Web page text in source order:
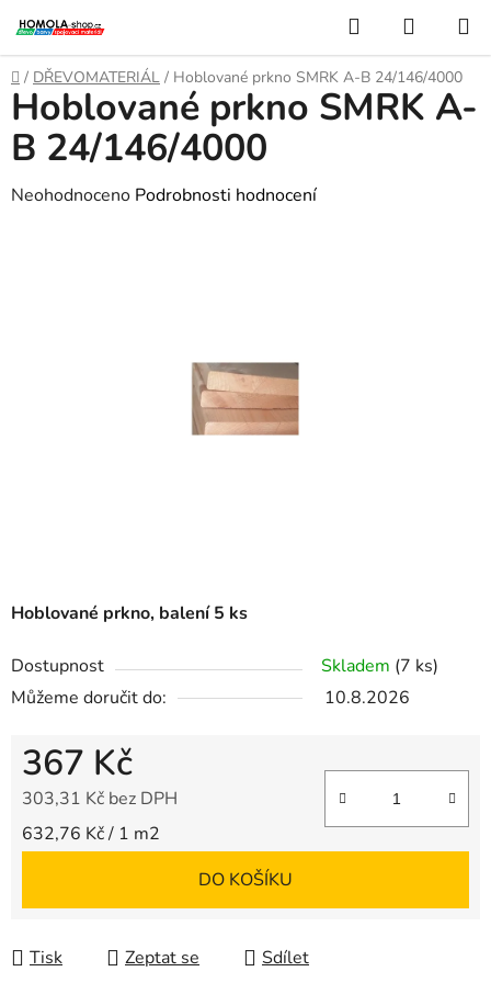
na
obsah
Hledat
KOŠÍK
Domů
/ DŘEVOMATERIÁL / Hoblované prkno SMRK A-B 24/146/4000
Hoblované prkno, balení 5 ks
Dostupnost Skladem (7 ks)
Můžeme doručit do:
10.8.2026
367 Kč
303,31 Kč bez DPH
Měrná cena:
632,76 Kč / 1 m2
DO KOŠÍKU
Tisk Zeptat se Sdílet
Hoblované prkno SMRK A-
B 24/146/4000
Průměrné
Neohodnoceno Podrobnosti hodnocení